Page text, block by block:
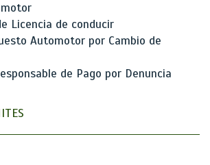
Licencia de conducir
Automotor por Cambio de
de Pago por Denuncia